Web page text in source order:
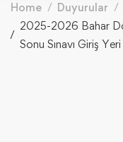
Home Duyurular
2025-2026 Bahar
Sonu Sınavı Giriş